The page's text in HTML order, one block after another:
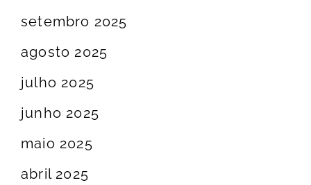
setembro 2025
agosto 2025
julho 2025
junho 2025
maio 2025
abril 2025